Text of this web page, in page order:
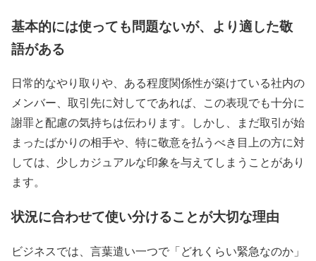
基本的には使っても問題ないが、より適した敬
語がある
日常的なやり取りや、ある程度関係性が築けている社内の
メンバー、取引先に対してであれば、この表現でも十分に
謝罪と配慮の気持ちは伝わります。しかし、まだ取引が始
まったばかりの相手や、特に敬意を払うべき目上の方に対
しては、少しカジュアルな印象を与えてしまうことがあり
ます。
状況に合わせて使い分けることが大切な理由
ビジネスでは、言葉遣い一つで「どれくらい緊急なのか」